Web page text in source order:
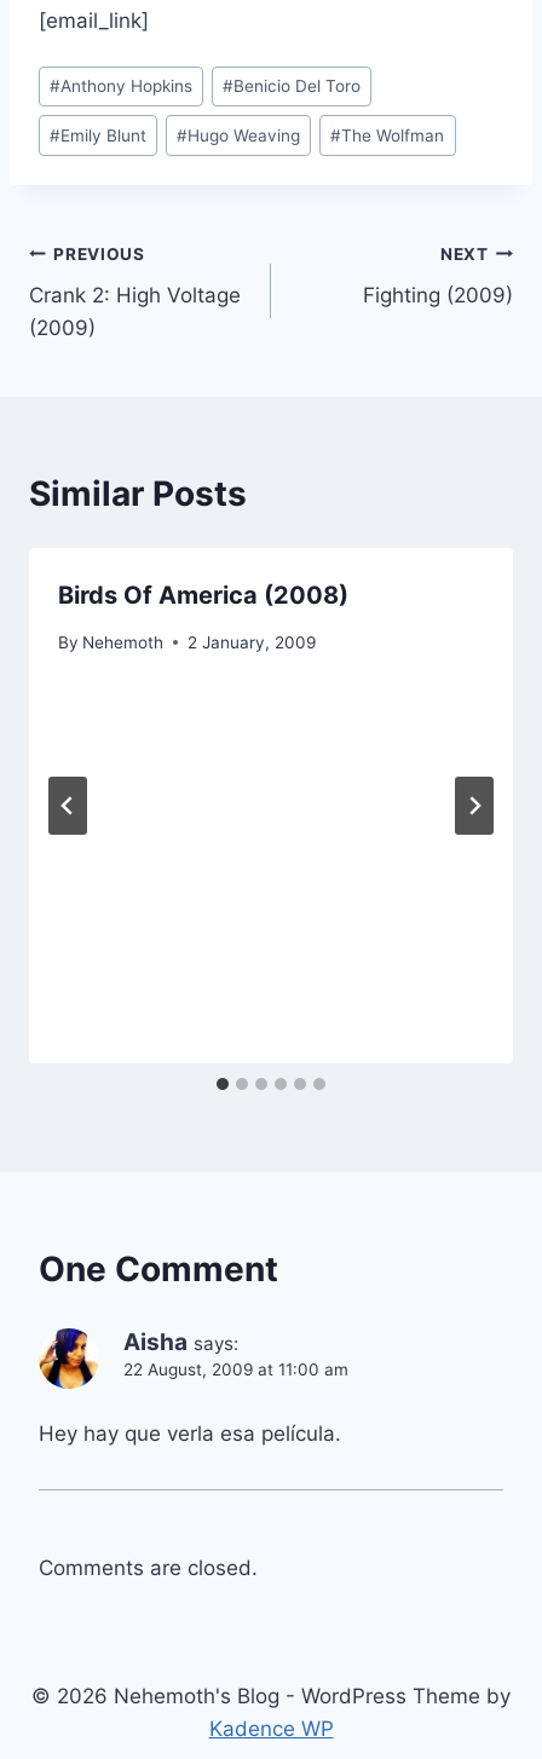
[email_link]
Post
Tags:
#Anthony Hopkins #Benicio Del Toro
#Emily Blunt #Hugo Weaving #The Wolfman
Post
navigation
PREVIOUS
Crank 2: High Voltage
(2009)
NEXT
Fighting (2009)
Similar Posts
Birds Of America (2008)
By Nehemoth 2 January, 2009
One Comment
Aisha says:
22 August, 2009 at 11:00 am
Hey hay que verla esa película.
Comments are closed.
© 2026 Nehemoth's Blog - WordPress Theme by
Kadence WP